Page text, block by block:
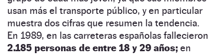
usan más el transporte público, y en particular
muestra dos cifras que resumen la tendencia.
En 1989, en las carreteras españolas fallecieron
2.185 personas de entre 18 y 29 años; en